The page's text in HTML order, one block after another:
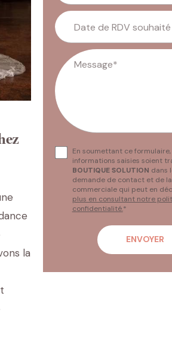
la
Date de RDV souhaité
Message*
En soumettant ce
informations saisies soient
BOUTIQUE SOLUTION dans
demande de contact et de
commerciale qui peut en
plus en consultant notre
confidentialité.*